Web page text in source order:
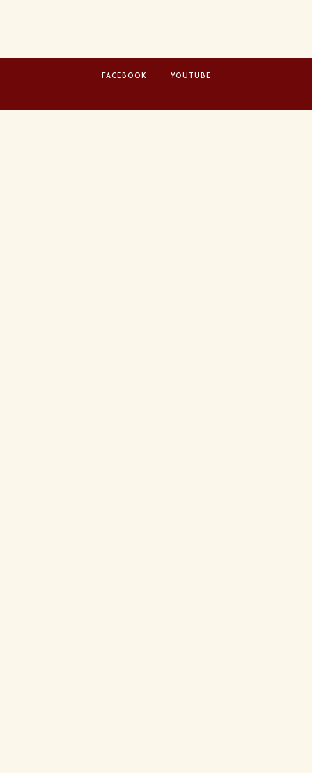
FACEBOOK YOUTUBE